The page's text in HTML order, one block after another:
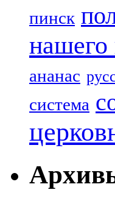
пинск
нашего
ананас
система